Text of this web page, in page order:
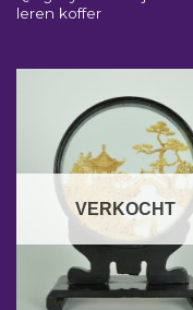
leren koffer
VERKOCHT